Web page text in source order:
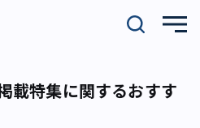
載特集に関するおすす